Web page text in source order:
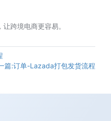
让跨境电商更容易。
篇:订单-Lazada打包发货流程